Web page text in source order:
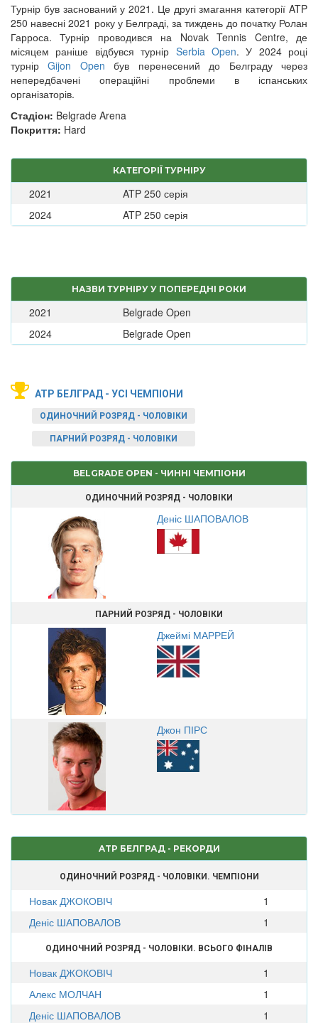
Турнір був заснований у 2021. Це другі змагання категорії ATP
250 навесні 2021 року у Белграді, за тиждень до початку Ролан
Гарроса. Турнір проводився на Novak Tennis Centre, де
місяцем раніше відбувся турнір Serbia Open. У 2024 році
турнірGijon Open був перенесений до Белграду через
непередбачені операційні проблеми в іспанських
організаторів.
Стадіон: Belgrade Arena
Покриття: Hard
КАТЕГОРІЇ ТУРНІРУ
2021
ATP 250 серія
2024
ATP 250 серія
НАЗВИ ТУРНІРУ У ПОПЕРЕДНІ РОКИ
2021
Belgrade Open
2024
Belgrade Open
ATP БЕЛГРАД - УСІ ЧЕМПІОНИ
ОДИНОЧНИЙ РОЗРЯД - ЧОЛОВІКИ
ПАРНИЙ РОЗРЯД - ЧОЛОВІКИ
BELGRADE OPEN - ЧИННІ ЧЕМПІОНИ
ОДИНОЧНИЙ РОЗРЯД - ЧОЛОВІКИ
Деніс ШАПОВАЛОВ
ПАРНИЙ РОЗРЯД - ЧОЛОВІКИ
Джеймі МАРРЕЙ
Джон ПІРС
ATP БЕЛГРАД - РЕКОРДИ
ОДИНОЧНИЙ РОЗРЯД - ЧОЛОВІКИ. ЧЕМПІОНИ
Новак ДЖОКОВІЧ
1
Деніс ШАПОВАЛОВ
1
ОДИНОЧНИЙ РОЗРЯД - ЧОЛОВІКИ. ВСЬОГО ФІНАЛІВ
Новак ДЖОКОВІЧ
1
Алекс МОЛЧАН
1
Деніс ШАПОВАЛОВ
1